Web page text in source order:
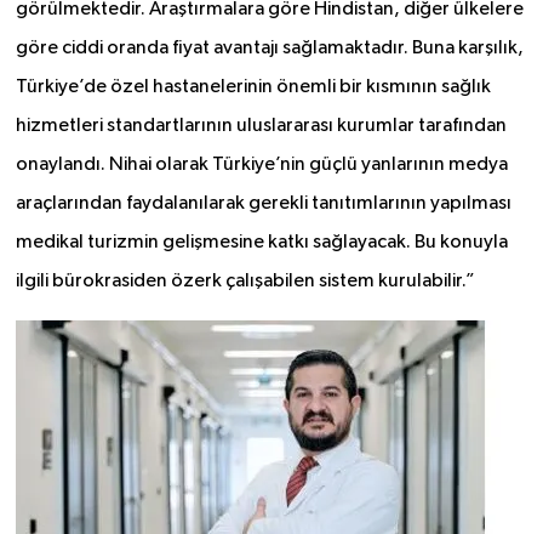
görülmektedir. Araştırmalara göre Hindistan, diğer ülkelere
göre ciddi oranda fiyat avantajı sağlamaktadır. Buna karşılık,
Türkiye’de özel hastanelerinin önemli bir kısmının sağlık
hizmetleri standartlarının uluslararası kurumlar tarafından
onaylandı. Nihai olarak Türkiye’nin güçlü yanlarının medya
araçlarından faydalanılarak gerekli tanıtımlarının yapılması
medikal turizmin gelişmesine katkı sağlayacak. Bu konuyla
ilgili bürokrasiden özerk çalışabilen sistem kurulabilir.”